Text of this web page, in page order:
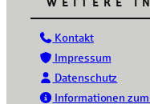
Kontakt
Impressum
Datenschutz
Informationen